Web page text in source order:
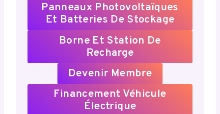
Panneaux Photovoltaïques
Et Batteries De Stockage
Borne Et Station De
Recharge
Devenir Membre
Financement Véhicule
Électrique